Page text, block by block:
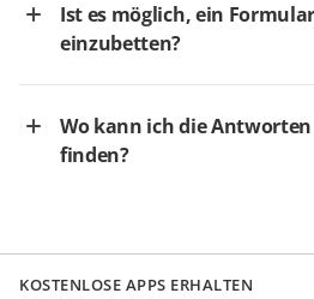
Ist es möglich, ein
einzubetten?
Wo kann ich die
finden?
KOSTENLOSE APPS ERHALTEN